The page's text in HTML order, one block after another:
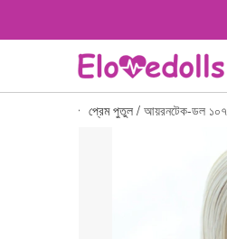
প্রেম পুতুল / আয়রনটেক-ডল ১০৭